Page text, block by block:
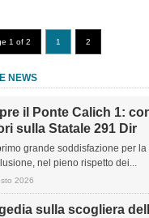
1 of 2 1 2
NEWS
il Ponte Calich 1:
sulla Statale 291 Dir
grande soddisfazione per la
nel pieno rispetto dei...
2026
sulla scogliera